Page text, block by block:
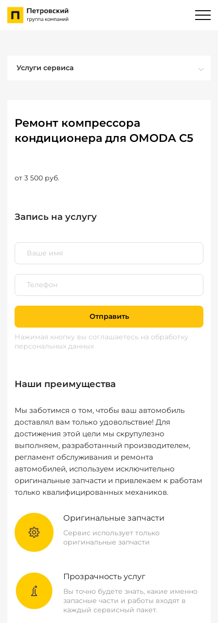
Услуги сервиса
Ремонт компрессора
кондиционера для OMODA C5
от 3 500 руб.
Запись на услугу
Отправить
Нажимая кнопку вы соглашаетесь на обработку
персональных данных
Наши преимущества
Мы заботимся о том, чтобы ваш автомобиль
доставлял вам только удовольствие! Для
достижения этой цели мы скрупулезно
выполняем, разработанный производителем,
регламент обслуживания и ремонта
автомобилей, используем исключительно
оригинальные запчасти и привлекаем к работам
только квалифицированных механиков.
Оригинальные запчасти
Сервис использует только
оригинальные запчасти
Прозрачность услуг
Вы точно будете знать, какие именно
запасные части и работы входят в
каждый сервисный пакет.